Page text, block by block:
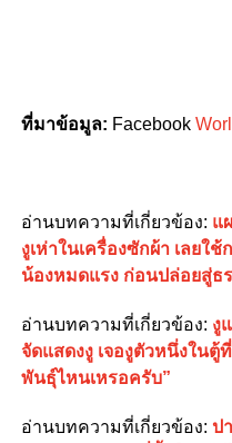
ที่มาข้อมูล: Facebook
อ่านบทความที่เกี่ยวข้อง: แ
งูเห่าในเครื่องซักผ้า เลย
น้องหมดแรง ก่อนปล่อยสู่ธ
อ่านบทความที่เกี่ยวข้อง: งู
จัดแสดงงู เจองูตัวหนึ่งใน
พันธุ์ไหนเหรอครับ”
อ่านบทความที่เกี่ยวข้อง: ป